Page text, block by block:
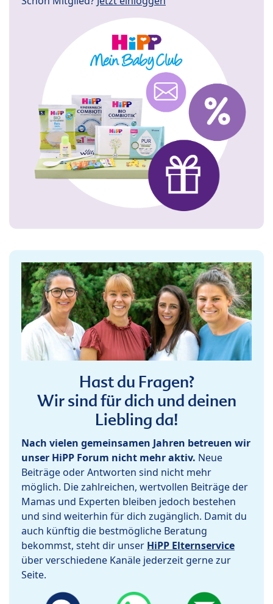
Hast du Fragen?
Wir sind für dich und deinen
Liebling da!
Nach vielen gemeinsamen Jahren betreuen wir
unser HiPP Forum nicht mehr aktiv. Neue
Beiträge oder Antworten sind nicht mehr
möglich. Die zahlreichen, wertvollen Beiträge der
Mamas und Experten bleiben jedoch bestehen
und sind weiterhin für dich zugänglich. Damit du
auch künftig die bestmögliche Beratung
bekommst, steht dir unser HiPP Elternservice
über verschiedene Kanäle jederzeit gerne zur
Seite.